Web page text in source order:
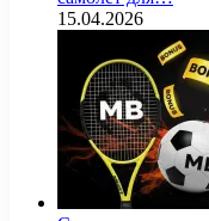
15.04.2026